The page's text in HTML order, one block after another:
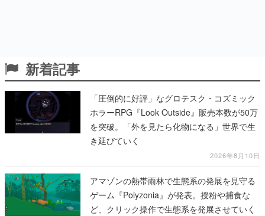
新着記事
「圧倒的に好評」なグロテスク・コズミック
ホラーRPG『Look Outside』販売本数が50万
を突破。「外を見たら化物になる」世界で生
き延びていく
2026年8月10日
アマゾンの熱帯雨林で生態系の発展を見守る
ゲーム『Polyzonia』が発表。授粉や捕食な
ど、クリック操作で生態系を発展させていく